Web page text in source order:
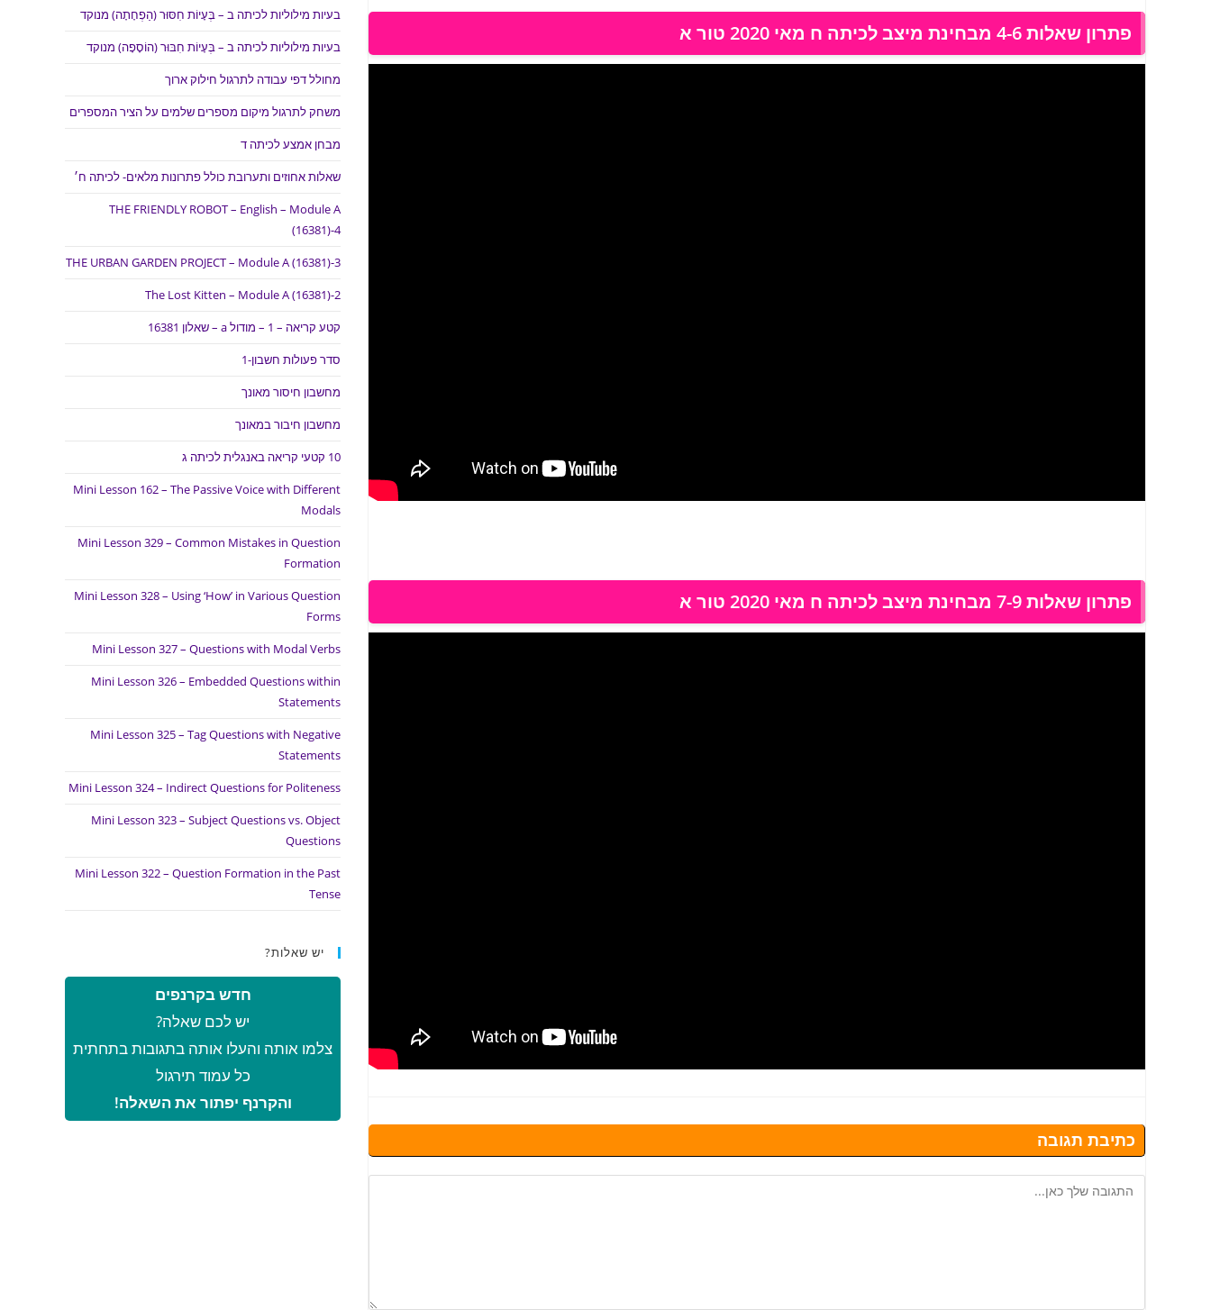
פתרון שאלות 4-6 מבחינת מיצב לכיתה ח מאי 2020 טור א
פתרון שאלות 7-9 מבחינת מיצב לכיתה ח מאי 2020 טור א
כתיבת תגובה
בעיות מילוליות לכיתה ב – בְּעָיוֹת חִסּוּר (הַפְחָתָה) מנוקד
בעיות מילוליות לכיתה ב – בְּעָיוֹת חִבּוּר (הוֹסָפָה) מנוקד
מחולל דפי עבודה לתרגול חילוק ארוך
משחק לתרגול מיקום מספרים שלמים על הציר המספרים
מבחן אמצע לכיתה ד
שאלות אחוזים ותערובת כולל פתרונות מלאים- לכיתה ח׳
THE FRIENDLY ROBOT – English – Module A
(16381)-4
THE URBAN GARDEN PROJECT – Module A (16381)-3
The Lost Kitten – Module A (16381)-2
קטע קריאה – 1 – מודול a – שאלון 16381
סדר פעולות חשבון-1
מחשבון חיסור מאונך
מחשבון חיבור במאונך
10 קטעי קריאה באנגלית לכיתה ג
Mini Lesson 162 – The Passive Voice with Different
Modals
Mini Lesson 329 – Common Mistakes in Question
Formation
Mini Lesson 328 – Using ‘How’ in Various Question
Forms
Mini Lesson 327 – Questions with Modal Verbs
Mini Lesson 326 – Embedded Questions within
Statements
Mini Lesson 325 – Tag Questions with Negative
Statements
Mini Lesson 324 – Indirect Questions for Politeness
Mini Lesson 323 – Subject Questions vs. Object
Questions
Mini Lesson 322 – Question Formation in the Past
Tense
יש שאלות?
חדש בקרנפים
יש לכם שאלה?
צלמו אותה והעלו אותה בתגובות בתחתית
כל עמוד תירגול
והקרנף יפתור את השאלה!